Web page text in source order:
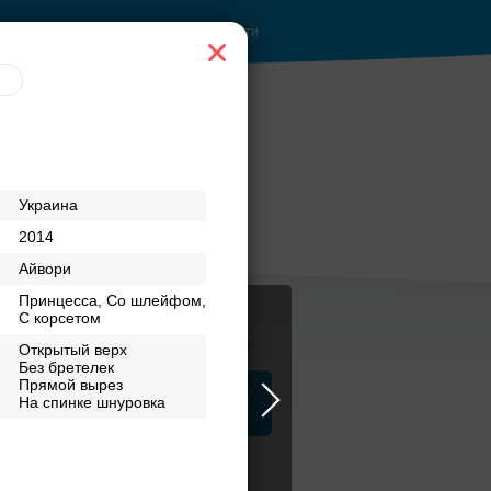
Украина
2014
Айвори
Принцесса, Со шлейфом,
С корсетом
Открытый верх
Без бретелек
Прямой вырез
На спинке шнуровка
Войти
Журнал
ЗАГСы Аксессуары